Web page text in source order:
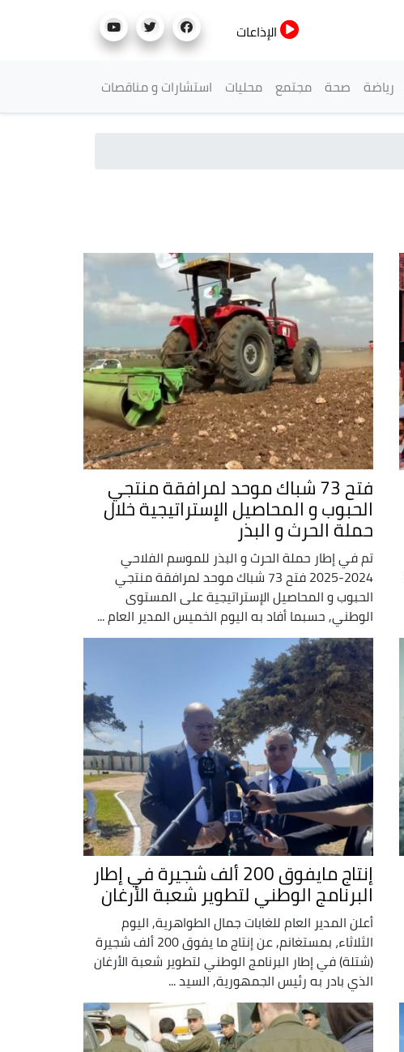
الإذاعات
رياضة صحة مجتمع محليات استشارات و مناقصات
فتح 73 شباك موحد لمرافقة منتجي
الحبوب و المحاصيل الإستراتيجية خلال
حملة الحرث و البذر
تم في إطار حملة الحرث و البذر للموسم الفلاحي
2024-2025 فتح 73 شباك موحد لمرافقة منتجي
الحبوب و المحاصيل الإستراتيجية على المستوى
الوطني, حسبما أفاد به اليوم الخميس المدير العام ...
إنتاج مايفوق 200 ألف شجيرة في إطار
البرنامج الوطني لتطوير شعبة الأرغان
أعلن المدير العام للغابات جمال الطواهرية, اليوم
الثلاثاء، بمستغانم, عن إنتاج ما يفوق 200 ألف شجيرة
(شتلة) في إطار البرنامج الوطني لتطوير شعبة الأرغان
الذي بادر به رئيس الجمهورية, السيد ...